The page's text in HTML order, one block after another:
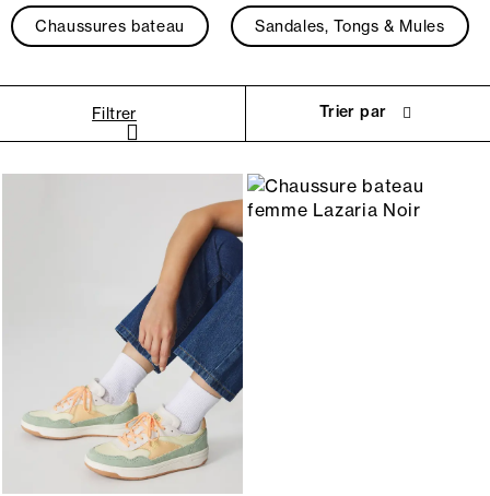
Chaussures bateau Sandales, Tongs & Mules
Filtrer Trier par